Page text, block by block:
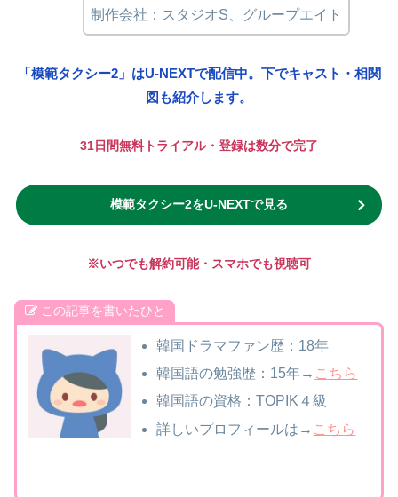
制作会社：スタジオS、グループエイト
「模範タクシー2」はU-NEXTで配信中。下でキャスト・相関
図も紹介します。
31日間無料トライアル・登録は数分で完了
模範タクシー2をU-NEXTで見る
※いつでも解約可能・スマホでも視聴可
この記事を書いたひと
韓国ドラマファン歴：18年
韓国語の勉強歴：15年→ こちら
韓国語の資格：TOPIK４級
詳しいプロフィールは→ こちら